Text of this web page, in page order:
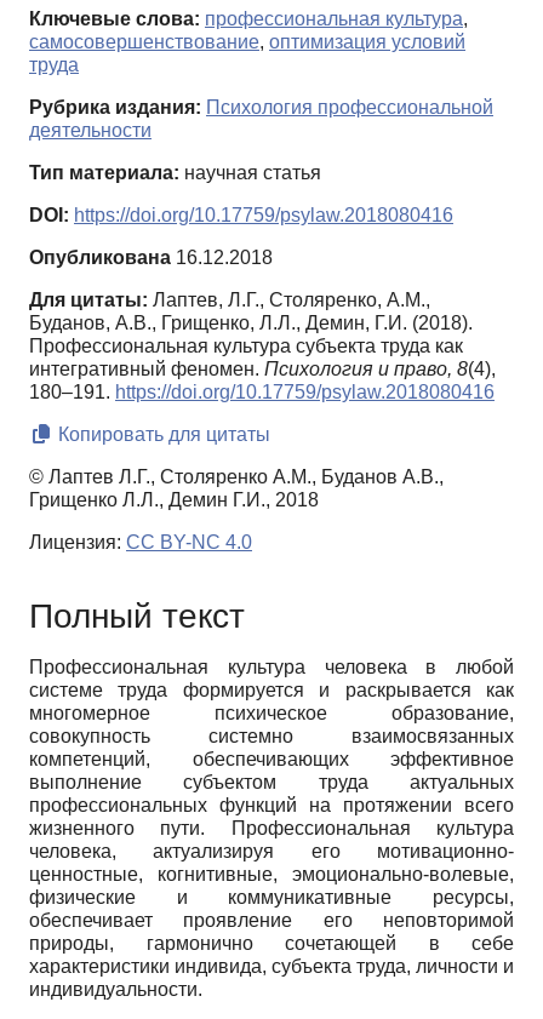
Ключевые слова: профессиональная культура,
самосовершенствование, оптимизация условий
труда
Рубрика издания: Психология профессиональной
деятельности
Тип материала: научная статья
DOI: https://doi.org/10.17759/psylaw.2018080416
Опубликована 16.12.2018
Для цитаты: Лаптев, Л.Г., Столяренко, А.М.,
Буданов, А.В., Грищенко, Л.Л., Демин, Г.И. (2018).
Профессиональная культура субъекта труда как
интегративный феномен. Психология и право, 8(4),
180–191. https://doi.org/10.17759/psylaw.2018080416
Копировать для цитаты
© Лаптев Л.Г., Столяренко А.М., Буданов А.В.,
Грищенко Л.Л., Демин Г.И., 2018
Лицензия: CC BY-NC 4.0
Полный текст
Профессиональная культура человека в любой
системе труда формируется и раскрывается как
многомерное психическое образование,
совокупность системно взаимосвязанных
компетенций, обеспечивающих эффективное
выполнение субъектом труда актуальных
профессиональных функций на протяжении всего
жизненного пути. Профессиональная культура
человека, актуализируя его мотивационно-
ценностные, когнитивные, эмоционально-волевые,
физические и коммуникативные ресурсы,
обеспечивает проявление его неповторимой
природы, гармонично сочетающей в себе
характеристики индивида, субъекта труда, личности и
индивидуальности.